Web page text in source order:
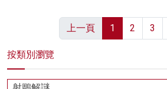
上一頁 1 2 3
按類別瀏覽